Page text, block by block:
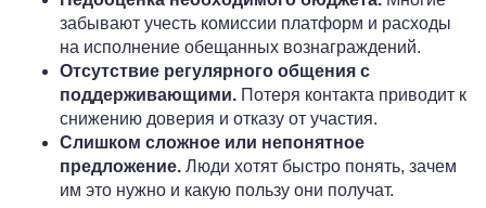
забывают учесть комиссии платформ и расходы
на исполнение обещанных вознаграждений.
Отсутствие регулярного общения с
поддерживающими. Потеря контакта приводит к
снижению доверия и отказу от участия.
Слишком сложное или непонятное
предложение. Люди хотят быстро понять, зачем
им это нужно и какую пользу они получат.